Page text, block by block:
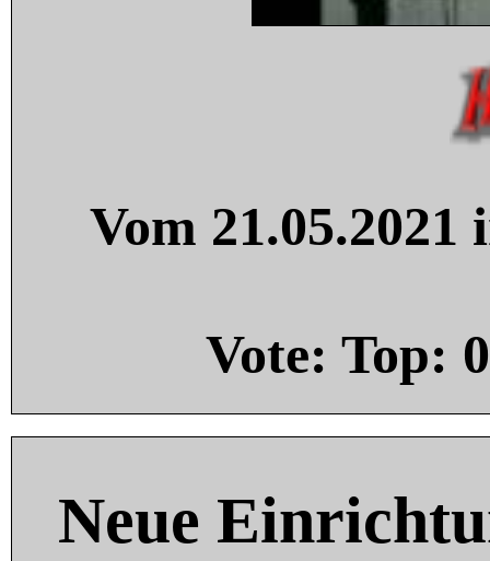
Vom
Vote: Top: 0
Neue